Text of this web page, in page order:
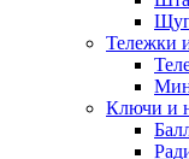
Тележки
Ключи и